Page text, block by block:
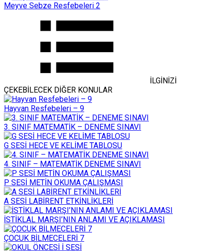
Meyve Sebze Resfebeleri 2
İLGİNİZİ
ÇEKEBİLECEK DİĞER KONULAR
Hayvan Resfebeleri – 9
3. SINIF MATEMATİK – DENEME SINAVI
G SESİ HECE VE KELİME TABLOSU
4. SINIF – MATEMATİK DENEME SINAVI
P SESİ METİN OKUMA ÇALIŞMASI
A SESİ LABİRENT ETKİNLİKLERİ
İSTİKLAL MARŞI’NIN ANLAMI VE AÇIKLAMASI
ÇOCUK BİLMECELERİ 7